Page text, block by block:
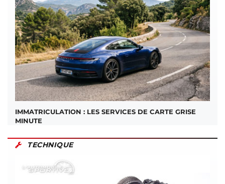
IMMATRICULATION : LES SERVICES DE CARTE GRISE
MINUTE
TECHNIQUE